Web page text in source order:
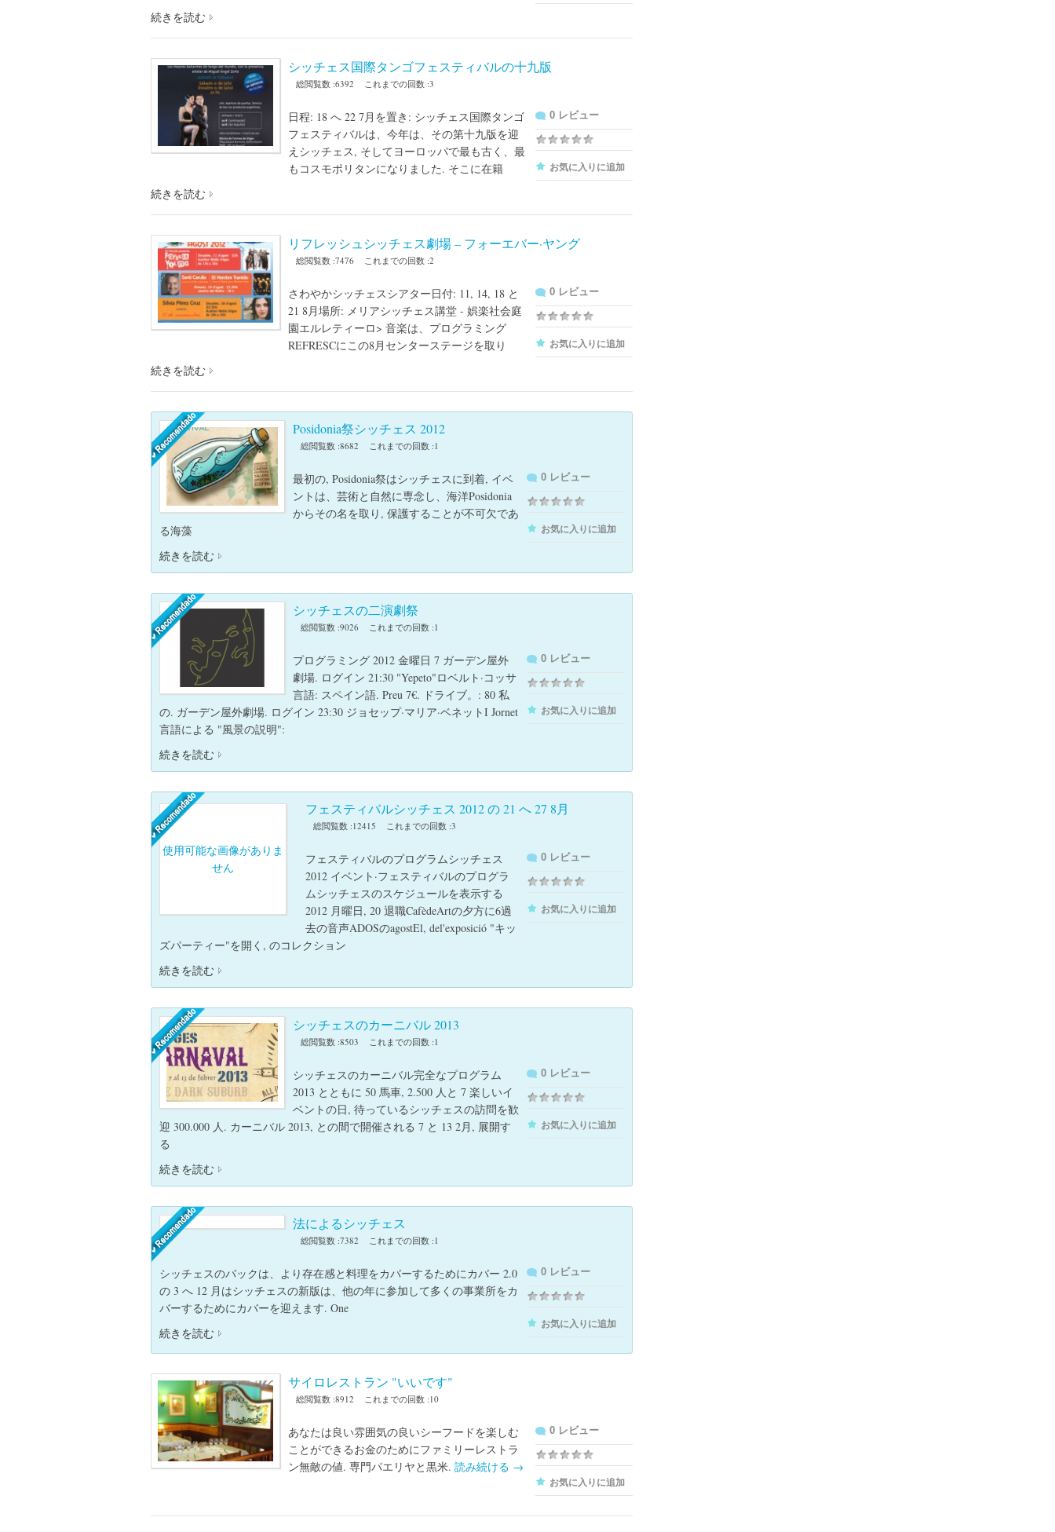
続きを読む
シッチェス国際タンゴフェスティバルの十九版
総閲覧数 :6392 これまでの回数 :3
0 レビュー
お気に入りに追加
日程: 18 へ 22 7月を置き: シッチェス国際タンゴ
フェスティバルは、今年は、その第十九版を迎
えシッチェス, そしてヨーロッパで最も古く、最
もコスモポリタンになりました. そこに在籍
続きを読む
リフレッシュシッチェス劇場 – フォーエバー·ヤング
総閲覧数 :7476 これまでの回数 :2
0 レビュー
お気に入りに追加
さわやかシッチェスシアター日付: 11, 14, 18 と
21 8月場所: メリアシッチェス講堂 - 娯楽社会庭
園エルレティーロ> 音楽は、プログラミング
REFRESCにこの8月センターステージを取り
続きを読む
Posidonia祭シッチェス 2012
総閲覧数 :8682 これまでの回数 :1
0 レビュー
お気に入りに追加
最初の, Posidonia祭はシッチェスに到着, イベ
ントは、芸術と自然に専念し、海洋Posidonia
からその名を取り, 保護することが不可欠であ
る海藻
続きを読む
シッチェスの二演劇祭
総閲覧数 :9026 これまでの回数 :1
0 レビュー
お気に入りに追加
プログラミング 2012 金曜日 7 ガーデン屋外
劇場. ログイン 21:30 "Yepeto"ロベルト·コッサ
言語: スペイン語. Preu 7€. ドライブ。: 80 私
の. ガーデン屋外劇場. ログイン 23:30 ジョセップ·マリア·ベネットI Jornet
言語による "風景の説明":
続きを読む
使用可能な画像がありま
せん
フェスティバルシッチェス 2012 の 21 へ 27 8月
総閲覧数 :12415 これまでの回数 :3
0 レビュー
お気に入りに追加
フェスティバルのプログラムシッチェス
2012 イベント·フェスティバルのプログラ
ムシッチェスのスケジュールを表示する
2012 月曜日, 20 退職CafèdeArtの夕方に6過
去の音声ADOSのagostEl, del'exposició "キッ
ズパーティー"を開く, のコレクション
続きを読む
シッチェスのカーニバル 2013
総閲覧数 :8503 これまでの回数 :1
0 レビュー
お気に入りに追加
シッチェスのカーニバル完全なプログラム
2013 ととも​​に 50 馬車, 2.500 人と 7 楽しいイ
ベントの日, 待っているシッチェスの訪問を歓
迎 300.000 人. カーニバル 2013, との間で開催される 7 と 13 2月, 展開す
る
続きを読む
法によるシッチェス
総閲覧数 :7382 これまでの回数 :1
0 レビュー
お気に入りに追加
シッチェスのバックは、より存在感と料理をカバーするためにカバー 2.0
の 3 へ 12 月はシッチェスの新版は、他の年に参加して多くの事業所をカ
バーするためにカバーを迎えます. One
続きを読む
サイロレス​​トラン "いいです"
総閲覧数 :8912 これまでの回数 :10
0 レビュー
お気に入りに追加
あなたは良い雰囲気の良いシーフードを楽しむ
ことができるお金のためにファミリーレストラ
ン無敵の値. 専門パエリヤと黒米.読み続ける →